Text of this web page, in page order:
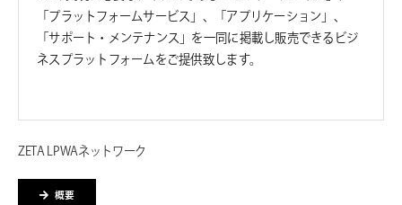
「プラットフォームサービス」、「アプリケーション」、
「サポート・メンテナンス」を一同に掲載し販売できるビジ
ネスプラットフォームをご提供致します。
ZETA LPWAネットワーク
概要